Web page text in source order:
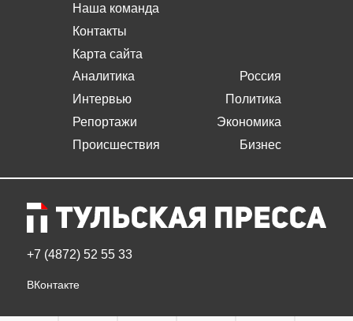
Наша команда
Контакты
Карта сайта
Аналитика
Интервью
Репортажи
Происшествия
Россия
Политика
Экономика
Бизнес
+7 (4872) 52 55 33
ВКонтакте